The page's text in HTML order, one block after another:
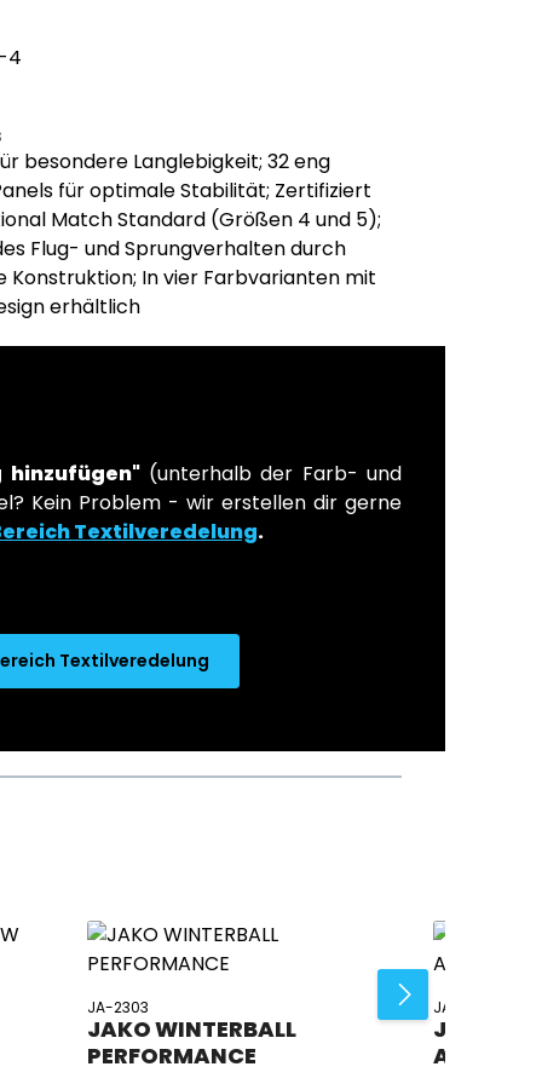
4
besondere Langlebigkeit; 32 eng
für optimale Stabilität; Zertifiziert
Match Standard (Größen 4 und 5);
Flug- und Sprungverhalten durch
Konstruktion; In vier Farbvarianten mit
erhältlich
hinzufügen"(unterhalb der Farb- und
Kein Problem - wir erstellen dir gerne
Textilveredelung.
Textilveredelung
JA-2303
JAKO WINTERBALL
PERFORMANCE
JA-2313
JAKO
ANIMAL